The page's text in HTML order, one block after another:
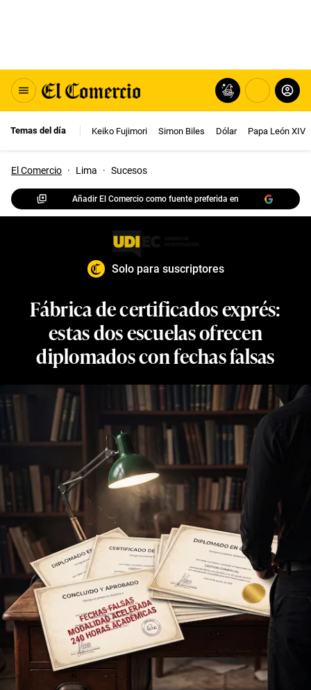
Temas del día Keiko Fujimori Simon Biles Dólar Papa León XIV
El Comercio · Lima · Sucesos
Añadir El Comercio como fuente preferida en
Solo para suscriptores
Fábrica de certificados exprés:
estas dos escuelas ofrecen
diplomados con fechas falsas